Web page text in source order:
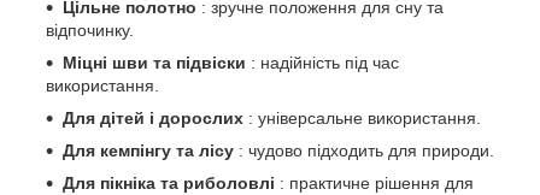
Цільне полотно : зручне положення для сну та
відпочинку.
Міцні шви та підвіски : надійність під час
використання.
Для дітей і дорослих : універсальне використання.
Для кемпінгу та лісу : чудово підходить для природи.
Для пікніка та риболовлі : практичне рішення для